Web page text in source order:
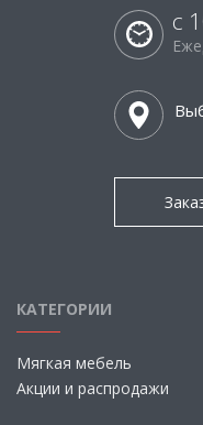
с
КАТЕГОРИИ
Мягкая мебель
Акции и распродажи